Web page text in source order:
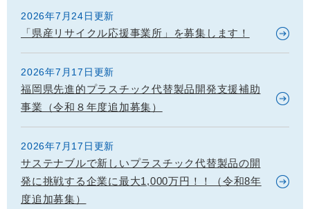
2026年7月24日更新
「県産リサイクル応援事業所」を募集します！
2026年7月17日更新
福岡県先進的プラスチック代替製品開発支援補助
事業（令和８年度追加募集）
2026年7月17日更新
サステナブルで新しいプラスチック代替製品の開
発に挑戦する企業に最大1,000万円！！（令和8年
度追加募集）